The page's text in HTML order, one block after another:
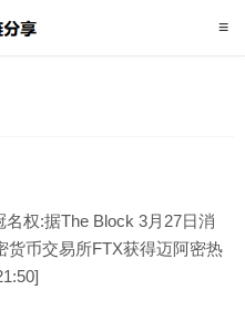
权:据The Block 3月27日消
货币交易所FTX获得迈阿密热